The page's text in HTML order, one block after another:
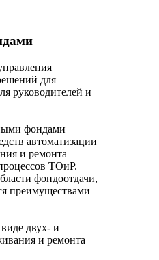
для
руководителей и
фондами
автоматизации
и ремонта
ТОиР.
фондоотдачи,
преимуществами
двух- и
и ремонта